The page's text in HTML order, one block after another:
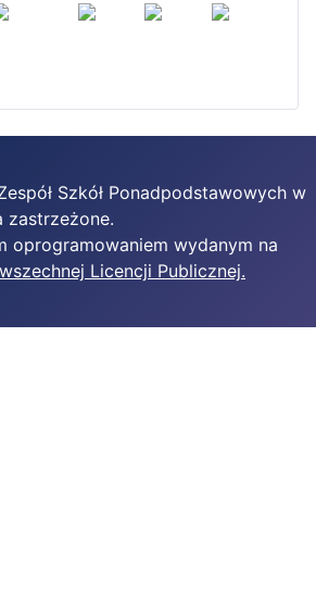
Szkół Ponadpodstawowych w
zastrzeżone.
oprogramowaniem wydanym na
Licencji Publicznej.